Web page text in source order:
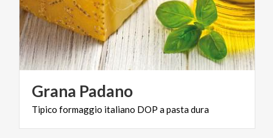
Grana Padano
Tipico formaggio italiano DOP apastadura